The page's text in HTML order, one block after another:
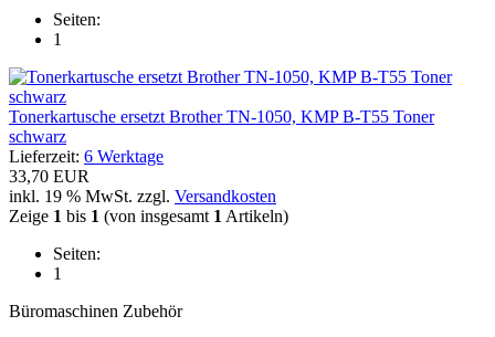
Seiten:
1
Tonerkartusche ersetzt Brother TN-1050, KMP B-T55 Toner
schwarz
Lieferzeit: 6 Werktage
33,70 EUR
inkl. 19 % MwSt. zzgl. Versandkosten
Zeige 1 bis 1 (von insgesamt 1 Artikeln)
Seiten:
1
Büromaschinen Zubehör